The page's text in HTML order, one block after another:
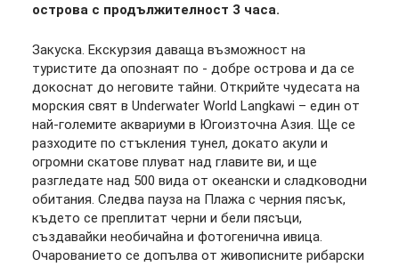
острова с продължителност 3 часа.
Закуска. Екскурзия даваща възможност на
туристите да опознаят по - добре острова и да се
докоснат до неговите тайни. Открийте чудесата на
морския свят в Underwater World Langkawi – един от
най-големите аквариуми в Югоизточна Азия. Ще се
разходите по стъкления тунел, докато акули и
огромни скатове плуват над главите ви, и ще
разгледате над 500 вида от океански и сладководни
обитания. Следва пауза на Плажа с черния пясък,
където се преплитат черни и бели пясъци,
създавайки необичайна и фотогенична ивица.
Очарованието се допълва от живописните рибарски